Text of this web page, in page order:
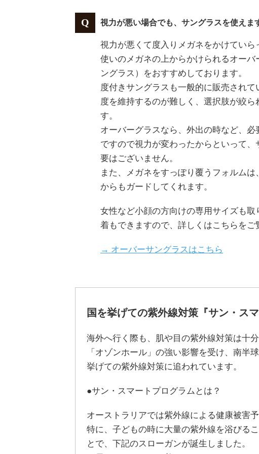
視力が悪い場合でも、サングラスを使えま
視力が悪くて度入りメガネをかけていら
使いのメガネの上からかけられるオーバ
ングラス）をおすすめしております。
度付きサングラスも一般的に販売され
度を維持するのが難しく、選択肢が絞
す。
オーバーグラスなら、外出の時など、必
ですので視力が変わったからといって
要はございません。
また、メガネをすっぽり覆うフォルム
からもガードしてくれます。
女性など小顔の方向けの専用サイズも
着もできますので、詳しくはこちらをご
→ オーバーサングラスはこちら
国を挙げての紫外線対策『サン・ス
海外へ行く際も、肌や目の紫外線対策は十
「オゾンホール」の強い影響を受け、南半
挙げての紫外線対策に追われています。
●サン・スマートプログラムとは？
オーストラリアでは紫外線による健康被害
特に、子どもの時に大量の紫外線を浴びる
とで、下記のスローガンが誕生しました。